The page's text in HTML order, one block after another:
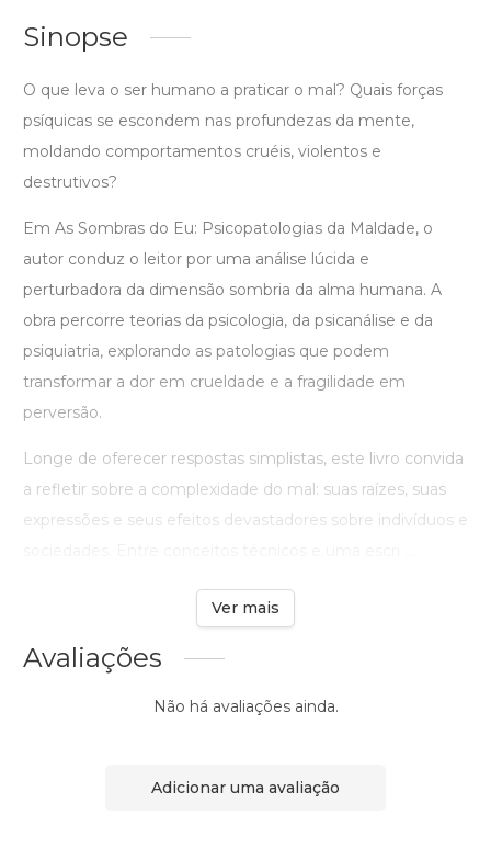
Sinopse
O que leva o ser humano a praticar o mal? Quais forças
psíquicas se escondem nas profundezas da mente,
moldando comportamentos cruéis, violentos e
destrutivos?
Em As Sombras do Eu: Psicopatologias da Maldade, o
autor conduz o leitor por uma análise lúcida e
perturbadora da dimensão sombria da alma humana. A
obra percorre teorias da psicologia, da psicanálise e da
psiquiatria, explorando as patologias que podem
transformar a dor em crueldade e a fragilidade em
perversão.
Longe de oferecer respostas simplistas, este livro convida
a refletir sobre a complexidade do mal: suas raízes, suas
expressões e seus efeitos devastadores sobre indivíduos e
Ver mais
Avaliações
Não há avaliações ainda.
Adicionar uma avaliação